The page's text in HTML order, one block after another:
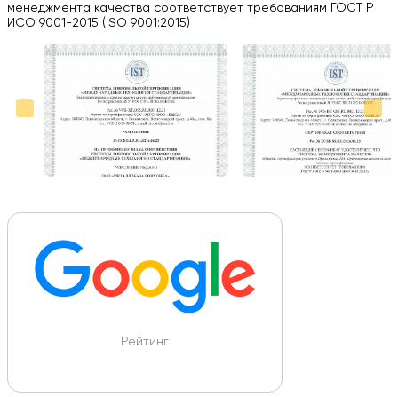
Вся работа выполнена в срок. Всем рекомендую
Больше отзывов на Google Maps
менеджмента качества соответствует требованиям ГОСТ Р
ИСО 9001-2015 (ISO 9001:2015)
Рейтинг